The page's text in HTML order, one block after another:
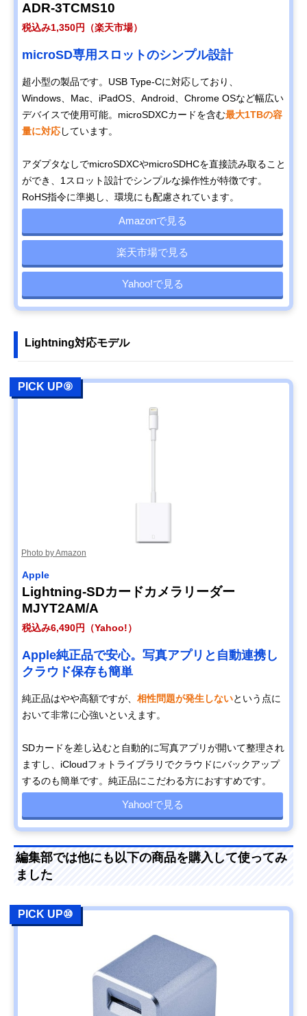
ADR-3TCMS10
税込み1,350円（楽天市場）
microSD専用スロットのシンプル設計
超小型の製品です。USB Type-Cに対応しており、
Windows、Mac、iPadOS、Android、Chrome OSなど幅広い
デバイスで使用可能。microSDXCカードを含む最大1TBの容
量に対応しています。
アダプタなしでmicroSDXCやmicroSDHCを直接読み取ること
ができ、1スロット設計でシンプルな操作性が特徴です。
RoHS指令に準拠し、環境にも配慮されています。
Amazonで見る
楽天市場で見る
Yahoo!で見る
Lightning対応モデル
PICK UP⑨
Photo by Amazon
Apple
Lightning-SDカードカメラリーダー
MJYT2AM/A
税込み6,490円（Yahoo!）
Apple純正品で安心。写真アプリと自動連携し
クラウド保存も簡単
純正品はやや高額ですが、 相性問題が発生しないという点に
おいて非常に心強いといえます。
SDカードを差し込むと自動的に写真アプリが開いて整理され
ますし、iCloudフォトライブラリでクラウドにバックアップ
するのも簡単です。純正品にこだわる方におすすめです。
Yahoo!で見る
編集部では他にも以下の商品を購入して使ってみ
ました
PICK UP⑩